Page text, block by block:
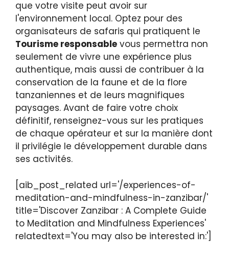
que votre visite peut avoir sur
l'environnement local. Optez pour des
organisateurs de safaris qui pratiquent le
Tourisme responsable vous permettra non
seulement de vivre une expérience plus
authentique, mais aussi de contribuer à la
conservation de la faune et de la flore
tanzaniennes et de leurs magnifiques
paysages. Avant de faire votre choix
définitif, renseignez-vous sur les pratiques
de chaque opérateur et sur la manière dont
il privilégie le développement durable dans
ses activités.
[aib_post_related url='/experiences-of-
meditation-and-mindfulness-in-zanzibar/'
title='Discover Zanzibar : A Complete Guide
to Meditation and Mindfulness Experiences'
relatedtext='You may also be interested in:']